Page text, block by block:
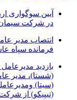
آیین سوگواری
در شرکت
انتصاب مدیر
فرمانده سپاه
بازدید
(شستا)، مدیر
(سیتا)
(تیپیکو) از